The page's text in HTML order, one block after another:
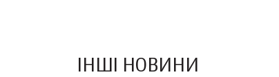
ІНШІ НОВИНИ